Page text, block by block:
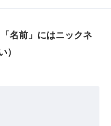
名前」にはニックネ
）